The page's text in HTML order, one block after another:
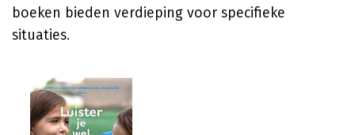
boeken bieden verdieping voor specifieke
situaties.